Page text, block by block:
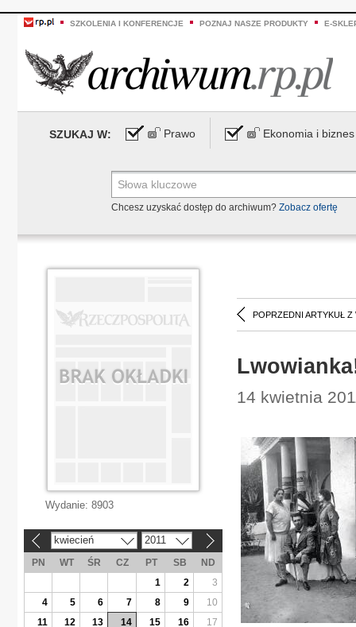
SZKOLENIA I KONFERENCJE POZNAJ NASZE PRODUKTY E-
SZUKAJ W: Prawo Ekonomia i biznes
Chcesz uzyskać dostęp do archiwum? Zobacz ofertę
POPRZEDNI ARTYKUŁ Z
14 kwietnia
Wydanie: 8903
kwiecień 2011
PN WT ŚR CZ PT SB
ND
1
2
3
4
5 6 7 8 9
10
11
12 13 14 15 16
17